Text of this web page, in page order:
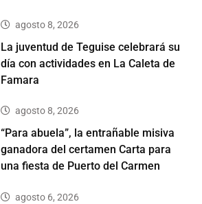
agosto 8, 2026
La juventud de Teguise celebrará su
día con actividades en La Caleta de
Famara
agosto 8, 2026
“Para abuela”, la entrañable misiva
ganadora del certamen Carta para
una fiesta de Puerto del Carmen
agosto 6, 2026